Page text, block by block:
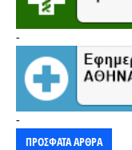
-
-
ΠΡΟΣΦΑΤΑ ΑΡΘΡΑ